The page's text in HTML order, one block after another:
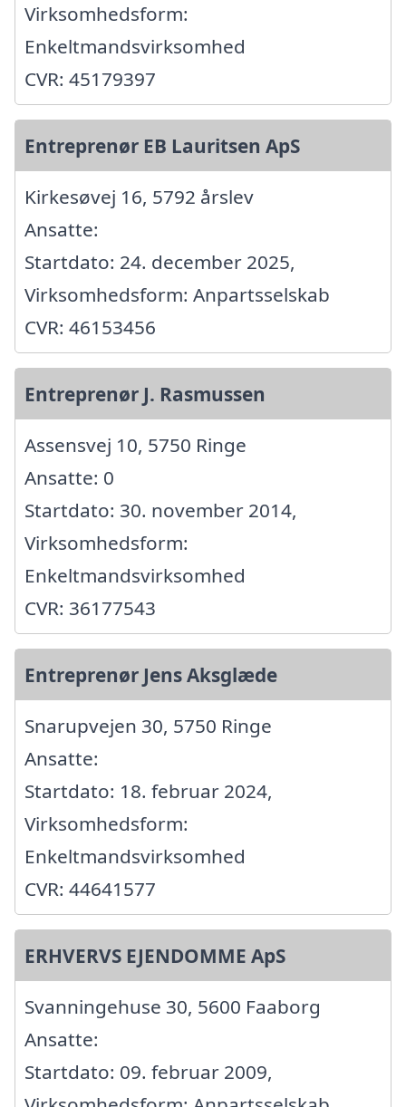
Virksomhedsform:
Enkeltmandsvirksomhed
CVR: 45179397
Entreprenør EB Lauritsen ApS
Kirkesøvej 16, 5792 årslev
Ansatte:
Startdato: 24. december 2025,
Virksomhedsform: Anpartsselskab
CVR: 46153456
Entreprenør J. Rasmussen
Assensvej 10, 5750 Ringe
Ansatte: 0
Startdato: 30. november 2014,
Virksomhedsform:
Enkeltmandsvirksomhed
CVR: 36177543
Entreprenør Jens Aksglæde
Snarupvejen 30, 5750 Ringe
Ansatte:
Startdato: 18. februar 2024,
Virksomhedsform:
Enkeltmandsvirksomhed
CVR: 44641577
ERHVERVS EJENDOMME ApS
Svanningehuse 30, 5600 Faaborg
Ansatte:
Startdato: 09. februar 2009,